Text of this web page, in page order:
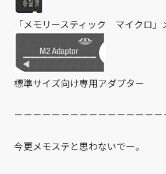
「メモリースティック マイクロ」
標準サイズ向け専用アダプター
－－－－－－－－－－－－－－－－
今更メモステと思わないでー。